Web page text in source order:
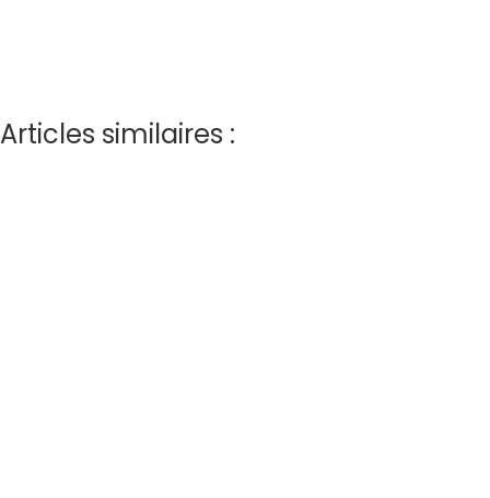
Articles similaires :